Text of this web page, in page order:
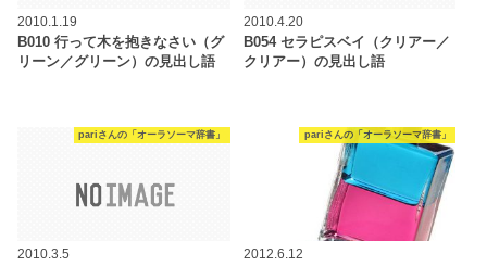
2010.1.19
B010 行って木を抱きなさい（グ
リーン／グリーン）の見出し語
2010.4.20
B054 セラピスベイ（クリアー／
クリアー）の見出し語
pariさんの「オーラソーマ辞書」
2010.3.5
pariさんの「オーラソーマ辞書」
2012.6.12